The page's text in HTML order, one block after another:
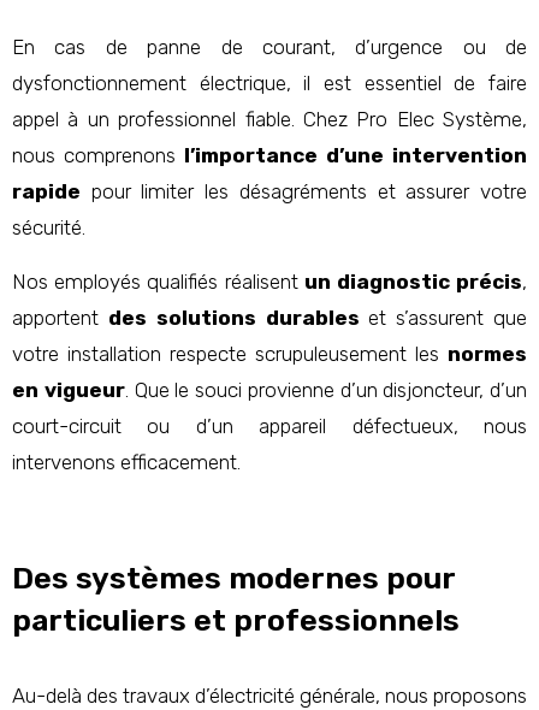
En cas de panne de courant, d’urgence ou de
dysfonctionnement électrique, il est essentiel de faire
appel à un professionnel fiable. Chez Pro Elec Système,
nous comprenons l’importance d’une intervention
rapide pour limiter les désagréments et assurer votre
sécurité.
Nos employés qualifiés réalisent un diagnostic précis,
apportent des solutions durables et s’assurent que
votre installation respecte scrupuleusement les normes
en vigueur. Que le souci provienne d’un disjoncteur, d’un
court-circuit ou d’un appareil défectueux, nous
intervenons efficacement.
Des systèmes modernes pour
particuliers et professionnels
Au-delà des travaux d’électricité générale, nous proposons